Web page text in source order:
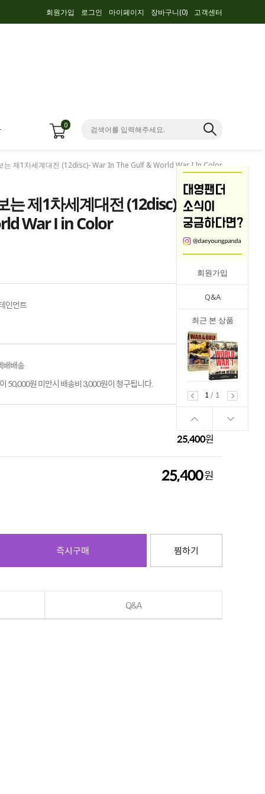
회원가입 로그인 마이페이지 장바구니(0) 고객센터
0
회원가입
Q&A
최근 본 상품
1
/ 1
는 제1차세계대전 (12disc)- War In The Gulf & World War I In Color
제1차세계대전 (12disc)-
War I in Color
인먼트
배배송
50,000원 미만시 배송비 3,000원이 청구됩니다.
25,400원
25,400원
즉시구매 찜하기
Q&A